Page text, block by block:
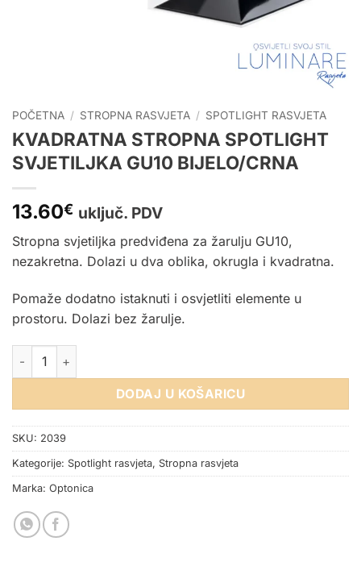
POČETNA / STROPNA RASVJETA / SPOTLIGHT RASVJETA
KVADRATNA STROPNA SPOTLIGHT
SVJETILJKA GU10 BIJELO/CRNA
13.60€ uključ. PDV
Stropna svjetiljka predviđena za žarulju GU10,
nezakretna. Dolazi u dva oblika, okrugla i kvadratna.
Pomaže dodatno istaknuti i osvjetliti elemente u
prostoru. Dolazi bez žarulje.
KVADRATNA STROPNA SPOTLIGHT SVJETILJKA GU10
DODAJ U KOŠARICU
SKU: 2039
Kategorije: Spotlight rasvjeta, Stropna rasvjeta
Marka: Optonica